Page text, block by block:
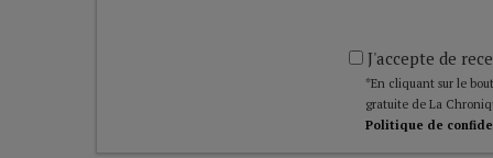
J'accepte de
*En cliquant sur le
gratuite de La
Politique de